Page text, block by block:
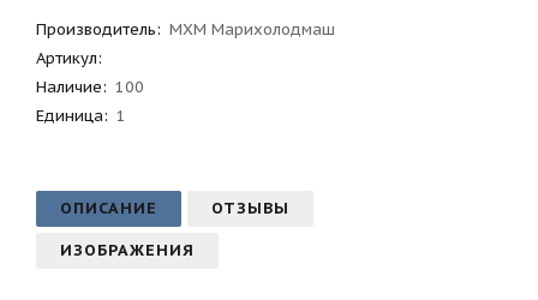
Производитель: МХМ Марихолодмаш
Артикул:
Наличие: 100
Единица: 1
ОПИСАНИЕ ОТЗЫВЫ
ИЗОБРАЖЕНИЯ